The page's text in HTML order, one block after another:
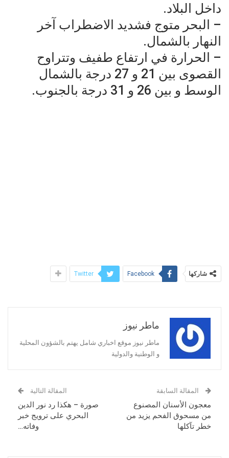
داخل البلاد.
– البحر متوج فشديد الاضطراب آخر
النهار بالشمال.
– الحرارة في ارتفاع طفيف وتتراوح
القصوى بين 21 و 27 درجة بالشمال
الوسط و بين 26 و 31 درجة بالجنوب.
شاركها Facebook
Twitter
ماطر نيوز
ماطر نيوز موقع اخباري شامل يهتم بالشؤون المحلية
و الوطنية والدولية
المقالة السابقة
معجون الأسنان المصنوع
من مسحوق الفحم يزيد من
خطر تآكلها
المقالة التالية
صورة – هكذا رد نور الدين
البحري على ترويج خبر
وفاته…